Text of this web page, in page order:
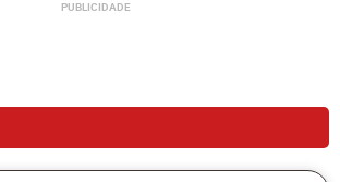
PUBLICIDADE